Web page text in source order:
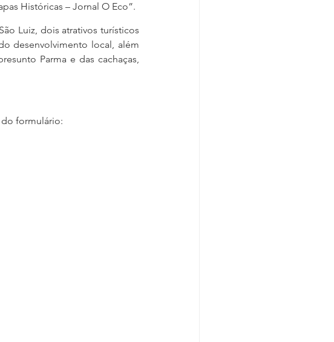
Históricas – Jornal O Eco”.
Luiz, dois atrativos turísticos
desenvolvimento local, além
Parma e das cachaças,
formulário: